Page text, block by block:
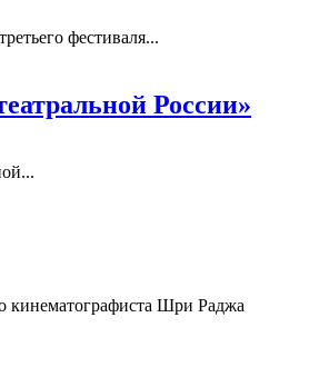
фестиваля...
России»
кинематографиста Шри Раджа